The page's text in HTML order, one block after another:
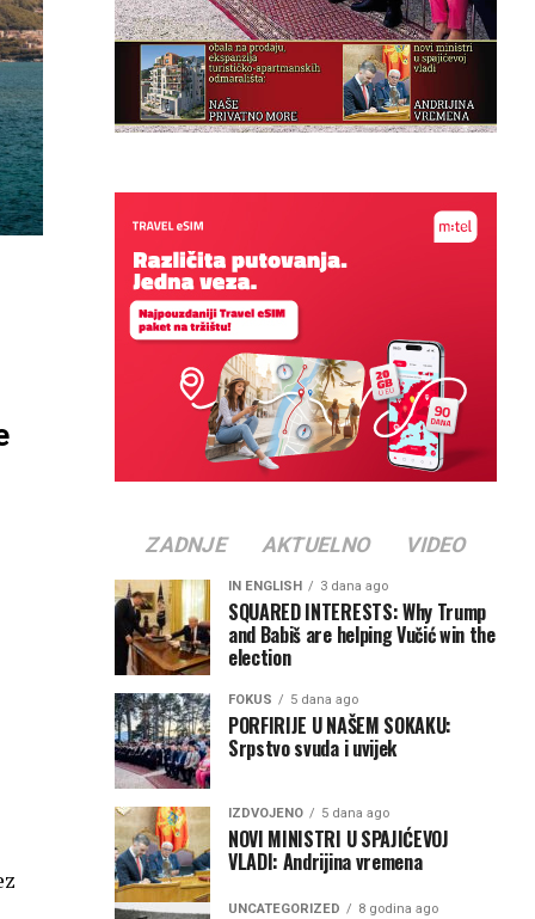
ZADNJE AKTUELNO VIDEO
IN ENGLISH 3 dana ago
SQUARED INTERESTS: Why Trump
and Babiš are helping Vučić win the
election
FOKUS 5 dana ago
PORFIRIJE U NAŠEM SOKAKU:
Srpstvo svuda i uvijek
IZDVOJENO 5 dana ago
NOVI MINISTRI U SPAJIĆEVOJ
VLADI: Andrijina vremena
UNCATEGORIZED 8 godina ago